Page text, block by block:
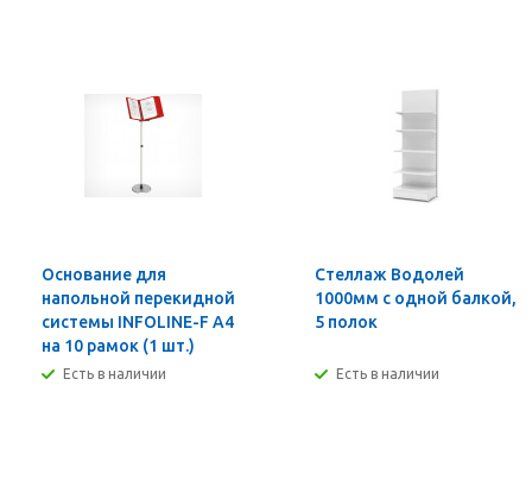
Основание для
напольной перекидной
системы INFOLINE-F А4
на 10 рамок (1 шт.)
Есть в наличии
Стеллаж Водолей
1000мм с одной балкой,
5 полок
Есть в наличии